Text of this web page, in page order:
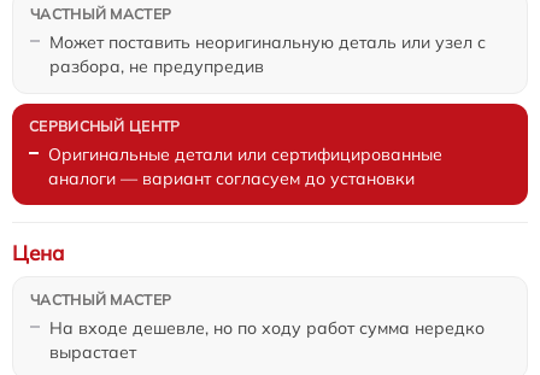
Может поставить неоригинальную деталь или узел с
разбора, не предупредив
Оригинальные детали или сертифицированные
аналоги — вариант согласуем до установки
На входе дешевле, но по ходу работ сумма нередко
вырастает
Цена